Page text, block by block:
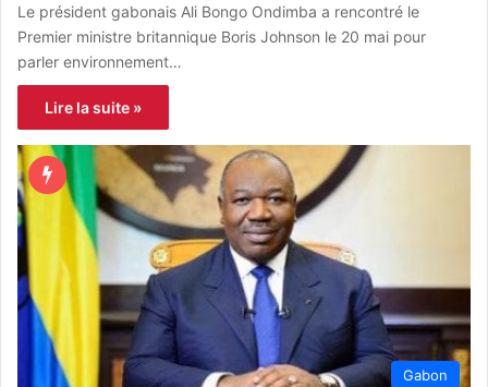
Le président gabonais Ali Bongo Ondimba a rencontré le
Premier ministre britannique Boris Johnson le 20 mai pour
parler environnement…
Lire la suite »
Gabon